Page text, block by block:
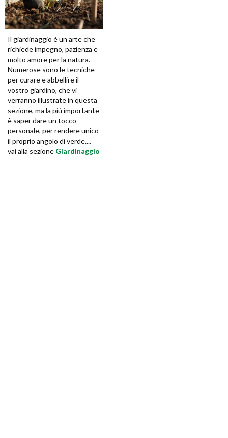
Il giardinaggio è un arte che
richiede impegno, pazienza e
molto amore per la natura.
Numerose sono le tecniche
per curare e abbellire il
vostro giardino, che vi
verranno illustrate in questa
sezione, ma la più importante
è saper dare un tocco
personale, per rendere unico
il proprio angolo di verde....
vai alla sezione Giardinaggio